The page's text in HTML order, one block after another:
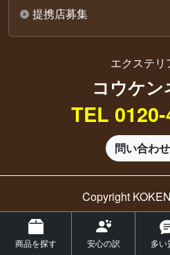
商品を探す 安心の訳 多い
提携店募集
エクステリ
コウケン
TEL
問い合わ
Copyright